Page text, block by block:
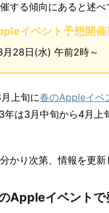
する傾向にあると述べ
イベント予想開催
月28日(水) 午前2時～
上旬に春のAppleイベ
年は3月中旬から4月上
かり次第、情報を更新
Appleイベントで